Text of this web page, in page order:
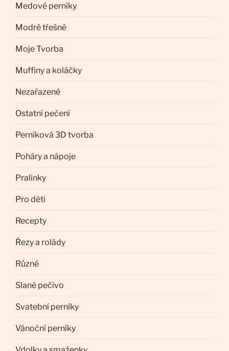
Medové perníky
Modré třešně
Moje Tvorba
Muffiny a koláčky
Nezařazené
Ostatní pečení
Perníková 3D tvorba
Poháry a nápoje
Pralinky
Pro děti
Recepty
Řezy a rolády
Různé
Slané pečivo
Svatební perníky
Vánoční perníky